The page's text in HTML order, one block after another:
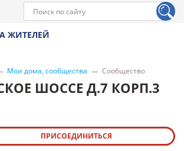
ЖИТЕЛЕЙ
Мои дома, сообщества Сообщество
ШОССЕ Д.7 КОРП.3
ПРИСОЕДИНИТЬСЯ